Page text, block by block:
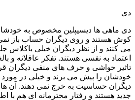
دی
دی ماهی ها دیسیپلین مخصوص به
کوش هستند و روی دیگران حساب باز
می‌ کنند و از نظر دیگران خیلی باکلاس
اعتماد به نفسی هستند. تفکر عاقلانه و
تاثیر حواشی و حرف‌ های منفی دیگران
خودشان را پیش می‌ برند و خیلی در
دیگران حساسیت به خرج نمی‌ دهند. آن
جدید هستند و رفتار محترمانه ای هم با